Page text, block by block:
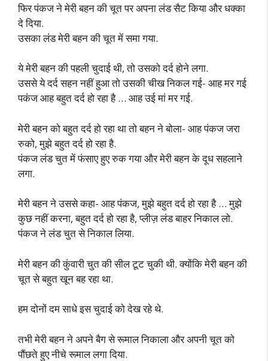
फिर पंकज ने मेरी बहन की चूत पर अपना लंड सैट किया और धक्का
दे दिया.
उसका लंड मेरी बहन की चूत में समा गया.
ये मेरी बहन की पहली चुदाई थी, तो उसको दर्द होने लगा.
उससे ये दर्द सहन नहीं हुआ तो उसकी चीख निकल गई- आह मर गई
पकंज आह बहुत दर्द हो रहा है … आह उई मां मर गई.
मेरी बहन को बहुत दर्द हो रहा था तो बहन ने बोला- आह पंकज जरा
रुको, मुझे बहुत दर्द हो रहा है.
पंकज लंड चुत में फंसाए हुए रुक गया और मेरी बहन के दूध सहलाने
लगा.
मेरी बहन ने उससे कहा- आह पंकज, मुझे बहुत दर्द हो रहा है … मुझे
कुछ नहीं करना, बहुत दर्द हो रहा है, प्लीज़ लंड बाहर निकाल लो.
पंकज ने लंड चुत से निकाल लिया.
मेरी बहन की कुंवारी चुत की सील टूट चुकी थी. क्योंकि मेरी बहन की
चूत से बहुत खून बह रहा था.
हम दोनों दम साधे इस चुदाई को देख रहे थे.
तभी मेरी बहन ने अपने बैग से रूमाल निकाला और अपनी चूत को
पौंछते हुए नीचे रूमाल लगा दिया.